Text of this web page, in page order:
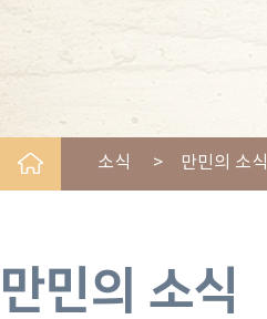
소식 > 만민의 소식
만민의 소식